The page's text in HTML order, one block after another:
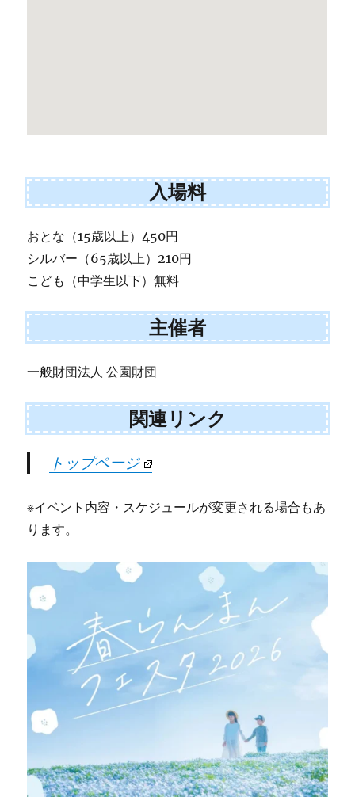
入場料
おとな（15歳以上）450円
シルバー（65歳以上）210円
こども（中学生以下）無料
主催者
一般財団法人 公園財団
関連リンク
トップページ
※イベント内容・スケジュールが変更される場合もあ
ります。